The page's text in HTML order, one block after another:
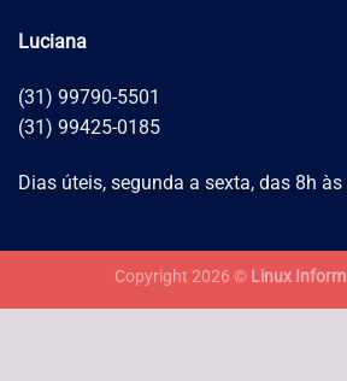
Luciana
(31) 99790-5501
(31) 99425-0185
Dias úteis, segunda a sexta, das 8h
Copyright 2026 © Linux